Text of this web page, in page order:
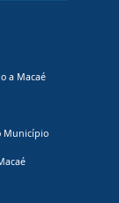
a Macaé
Município